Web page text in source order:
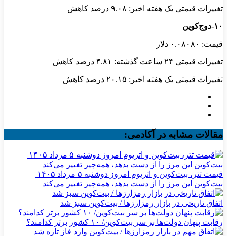
تغییرات قیمتی یک هفته اخیر: ۹.۰۸ درصد کاهش
۱۰-دوج‌کوین
قیمت: ۰.۰۸۰۸۰ دلار
تغییرات قیمتی ۲۴ ساعت گذشته: ۴.۸۱ درصد کاهش
تغییرات قیمتی یک هفته اخیر: ۲۰.۱۵ درصد کاهش
مقالات مشابه در آکادمی:
قیمت تتر، بیت‌کوین و اتریوم امروز دوشنبه ۵ مرداد ۱۴۰۵ |
بیت‌کوین این مرز را از دست بدهد، همه‌چیز تغییر می‌کند
اتفاق تاریخی در بازار رمزارزها / بیت‌کوین سبز شد
رقابت پنهان دولت‌ها بر سر بیت‌کوین/ ۱۰ کشور برتر کدامند؟